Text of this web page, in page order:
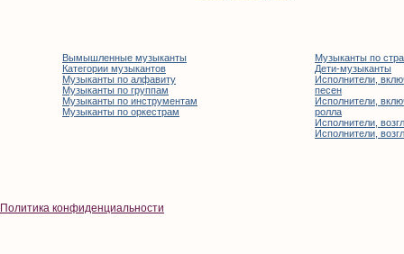
Вымышленные музыканты
Категории музыкантов
Музыканты по алфавиту
Музыканты по группам
Музыканты по инструментам
Музыканты по оркестрам
Музыканты по
Дети-музыканты
Исполнители,
песен
Исполнители,
ролла
Исполнители,
Исполнители,
Политика конфиденциальности